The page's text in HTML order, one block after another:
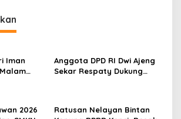
Iman
Anggota DPD RI Dwi Ajeng
Sekar Respaty Dukung
2026
Ratusan Nelayan Bintan